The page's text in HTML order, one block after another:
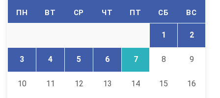
ПН ВТ СР ЧТ ПТ СБ ВС
1 2
3 4 5 6 7 8 9
10 11 12 13 14 15 16